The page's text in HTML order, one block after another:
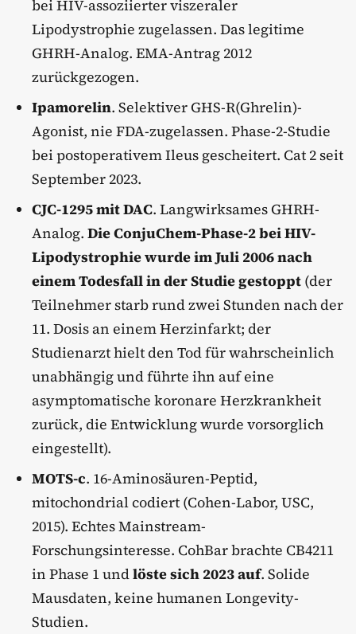
bei HIV-assoziierter viszeraler
Lipodystrophie zugelassen. Das legitime
GHRH-Analog. EMA-Antrag 2012
zurückgezogen.
Ipamorelin. Selektiver GHS-R(Ghrelin)-
Agonist, nie FDA-zugelassen. Phase-2-Studie
bei postoperativem Ileus gescheitert. Cat 2 seit
September 2023.
CJC-1295 mit DAC. Langwirksames GHRH-
Analog. Die ConjuChem-Phase-2 bei HIV-
Lipodystrophie wurde im Juli 2006 nach
einem Todesfall in der Studie gestoppt (der
Teilnehmer starb rund zwei Stunden nach der
11. Dosis an einem Herzinfarkt; der
Studienarzt hielt den Tod für wahrscheinlich
unabhängig und führte ihn auf eine
asymptomatische koronare Herzkrankheit
zurück, die Entwicklung wurde vorsorglich
eingestellt).
MOTS-c. 16-Aminosäuren-Peptid,
mitochondrial codiert (Cohen-Labor, USC,
2015). Echtes Mainstream-
Forschungsinteresse. CohBar brachte CB4211
in Phase 1 undlöste sich 2023 auf. Solide
Mausdaten, keine humanen Longevity-
Studien.